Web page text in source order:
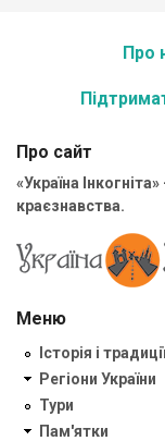
Про
Про сайт
«Україна
краєзнавства.
Меню
Історія і традиції
Регіони України
Тури
Пам'ятки